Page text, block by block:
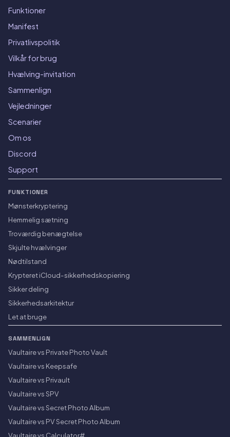
Funktioner
Manifest
Privatlivspolitik
Vilkår for brug
Hvælving-invitation
Sammenlign
Vejledninger
Scenarier
Om os
Discord
Support
FUNKTIONER
Mønsterkryptering
Hemmelig sætning
Troværdig benægtelse
Skjulte hvælvinger
Nødtilstand
Krypteret iCloud-sikkerhedskopiering
Sikker deling
Sikkerhedsarkitektur
Let at bruge
SAMMENLIGN
Vaultaire vs Private Photo Vault
Vaultaire vs Keepsafe
Vaultaire vs Privault
Vaultaire vs SPV
Vaultaire vs Secret Photo Album
Vaultaire vs PV Secret Photo Album